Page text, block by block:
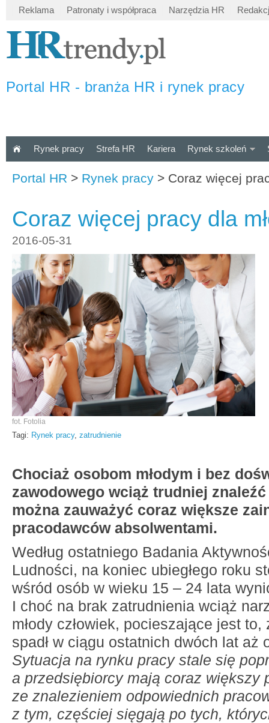
Reklama Patronaty i współpraca Narzędzia HR
Portal HR - branża HR i rynek pracy
Rynek pracy Strefa HR Kariera Rynek szkoleń
Portal HR > Rynek pracy > Coraz więcej
Coraz więcej pracy dla
2016-05-31
fot. Fotolia
Tagi: Rynek pracy, zatrudnienie
Chociaż osobom młodym i bez
zawodowego wciąż trudniej
można zauważyć coraz większe
pracodawców absolwentami.
Według ostatniego Badania
Ludności, na koniec ubiegłego roku
wśród osób w wieku 15 – 24 lata
I choć na brak zatrudnienia wciąż
młody człowiek, pocieszające jest
spadł w ciągu ostatnich dwóch lat aż
Sytuacja na rynku pracy stale się
a przedsiębiorcy mają coraz większy
ze znalezieniem odpowiednich
z tym, częściej sięgają po tych,